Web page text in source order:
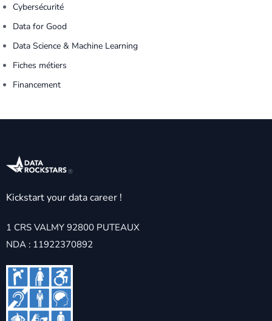
Cybersécurité
Data for Good
Data Science & Machine Learning
Fiches métiers
Financement
Kickstart your data career !
1 CRS VALMY 92800 PUTEAUX
NDA : 11922370892